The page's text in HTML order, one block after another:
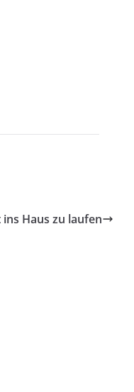
Haus zu laufen